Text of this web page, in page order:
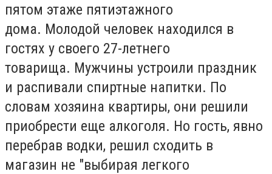
пятом этаже пятиэтажного
дома. Молодой человек находился в
гостях у своего 27-летнего
товарища. Мужчины устроили праздник
и распивали спиртные напитки. По
словам хозяина квартиры, они решили
приобрести еще алкоголя. Но гость, явно
перебрав водки, решил сходить в
магазин не "выбирая легкого